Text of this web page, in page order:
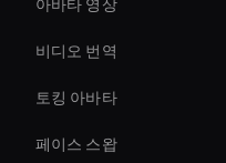
아바타 영상
비디오 번역
토킹 아바타
페이스 스왑